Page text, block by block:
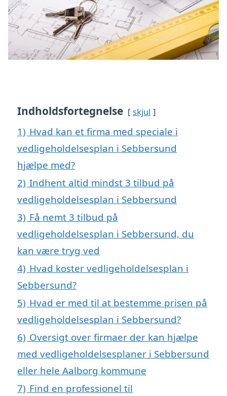
Indholdsfortegnelse skjul
1) Hvad kan et firma med speciale i
vedligeholdelsesplan i Sebbersund
hjælpe med?
2) Indhent altid mindst 3 tilbud på
vedligeholdelsesplan i Sebbersund
3) Få nemt 3 tilbud på
vedligeholdelsesplan i Sebbersund, du
kan være tryg ved
4) Hvad koster vedligeholdelsesplan i
Sebbersund?
5) Hvad er med til at bestemme prisen på
vedligeholdelsesplan i Sebbersund?
6) Oversigt over firmaer der kan hjælpe
med vedligeholdelsesplaner i Sebbersund
eller hele Aalborg kommune
7) Find en professionel til